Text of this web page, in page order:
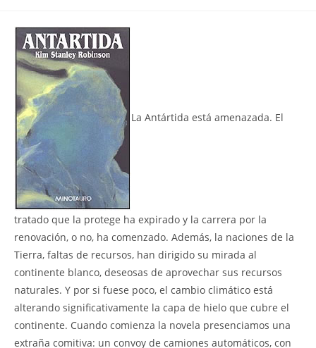
entrada:
La Antártida está amenazada. El
tratado que la protege ha expirado y la carrera por la
renovación, o no, ha comenzado. Además, la naciones de la
Tierra, faltas de recursos, han dirigido su mirada al
continente blanco, deseosas de aprovechar sus recursos
naturales. Y por si fuese poco, el cambio climático está
alterando significativamente la capa de hielo que cubre el
continente. Cuando comienza la novela presenciamos una
extraña comitiva: un convoy de camiones automáticos, con